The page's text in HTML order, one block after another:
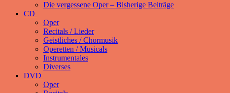
Die vergessene Oper – Bisherige Beiträge
CD
Oper
Recitals / Lieder
Geistliches / Chormusik
Operetten / Musicals
Instrumentales
Diverses
DVD
Oper